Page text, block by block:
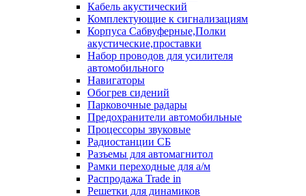
Кабель акустический
Комплектующие к сигнализациям
Корпуса Сабвуферные,Полки
акустические,проставки
Набор проводов для усилителя
автомобильного
Навигаторы
Обогрев сидений
Парковочные радары
Предохранители автомобильные
Процессоры звуковые
Радиостанции СБ
Разъемы для автомагнитол
Рамки переходные для а/м
Распродажа Trade in
Решетки для динамиков